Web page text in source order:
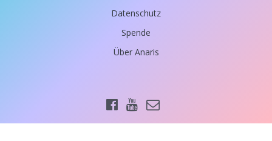
Datenschutz
Spende
Über Anaris